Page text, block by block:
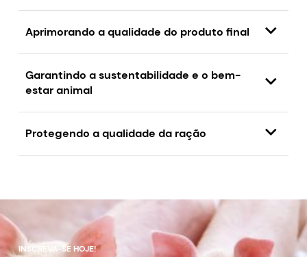
Aprimorando a qualidade do produto final
Garantindo a sustentabilidade e o bem-
estar animal
Protegendo a qualidade da ração
INSCREVA-SE HOJE!